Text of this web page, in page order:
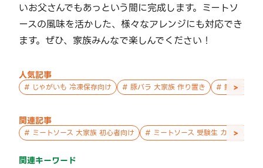
いお父さんでもあっという間に完成します。ミートソ
ースの風味を活かした、様々なアレンジにも対応でき
ます。ぜひ、家族みんなで楽しんでください！
人気記事
# じゃがいも 冷凍保存向け # 豚バラ 大家族 作り置き # 鮭 親子 作
>
関連記事
# ミートソース 大家族 初心者向け # ミートソース 受験生 カリカリ
>
関連キーワード